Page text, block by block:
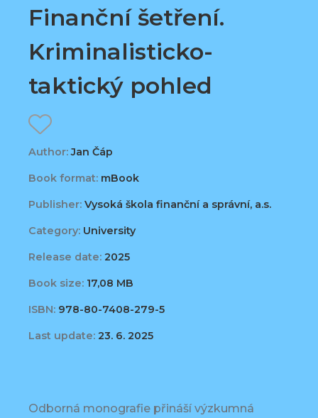
Finanční šetření.
Kriminalisticko-
taktický pohled
Author:Jan Čáp
Book format: mBook
Publisher: Vysoká škola finanční a správní, a.s.
Category: University
Release date: 2025
Book size: 17,08 MB
ISBN: 978-80-7408-279-5
Last update: 23. 6. 2025
Odborná monografie přináší výzkumná